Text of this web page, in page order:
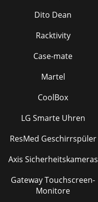
Dito Dean
Racktivity
Case-mate
Martel
CoolBox
LG Smarte Uhren
ResMed Geschirrspüler
Axis Sicherheitskameras
Gateway Touchscreen-
Monitore